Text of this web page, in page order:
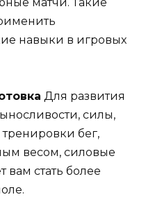
навыки в игровых
Для развития
силы,
бег,
весом, силовые
вам стать более